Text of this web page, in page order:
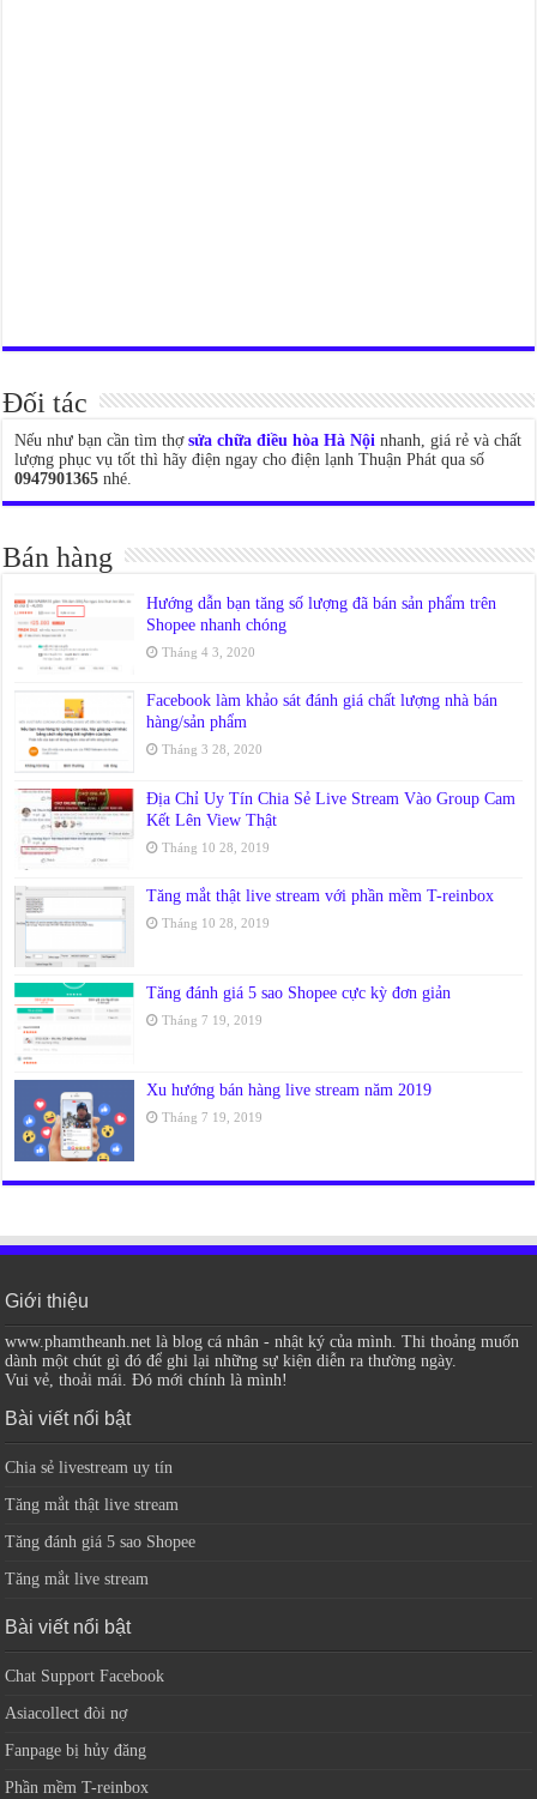
Đối tác
Nếu như bạn cần tìm thợsửa chữa điều hòa Hà Nội nhanh, giá rẻ và chất
lượng phục vụ tốt thì hãy điện ngay cho điện lạnh Thuận Phát qua số
0947901365 nhé.
Bán hàng
Hướng dẫn bạn tăng số lượng đã bán sản phẩm trên
Shopee nhanh chóng
Tháng 4 3, 2020
Facebook làm khảo sát đánh giá chất lượng nhà bán
hàng/sản phẩm
Tháng 3 28, 2020
Địa Chỉ Uy Tín Chia Sẻ Live Stream Vào Group Cam
Kết Lên View Thật
Tháng 10 28, 2019
Tăng mắt thật live stream với phần mềm T-reinbox
Tháng 10 28, 2019
Tăng đánh giá 5 sao Shopee cực kỳ đơn giản
Tháng 7 19, 2019
Xu hướng bán hàng live stream năm 2019
Tháng 7 19, 2019
Giới thiệu
www.phamtheanh.net là blog cá nhân - nhật ký của mình. Thi thoảng muốn
dành một chút gì đó để ghi lại những sự kiện diễn ra thường ngày.
Vui vẻ, thoải mái. Đó mới chính là mình!
Bài viết nổi bật
Chia sẻ livestream uy tín
Tăng mắt thật live stream
Tăng đánh giá 5 sao Shopee
Tăng mắt live stream
Bài viết nổi bật
Chat Support Facebook
Asiacollect đòi nợ
Fanpage bị hủy đăng
Phần mềm T-reinbox